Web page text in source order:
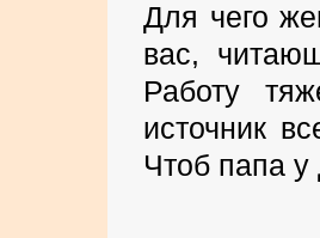
Для чего
вас,
Работу
источник
Чтоб папа